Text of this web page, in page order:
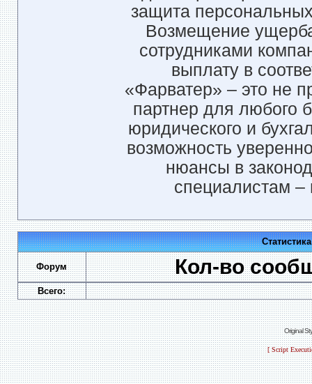
защита
Возмещение
сотрудниками
выплату в
«Фарватер» – это не
партнер для любого
юридического и
возможность
нюансы в
специалистам –
Форум Кол-во
Всего:
Original
[ Script